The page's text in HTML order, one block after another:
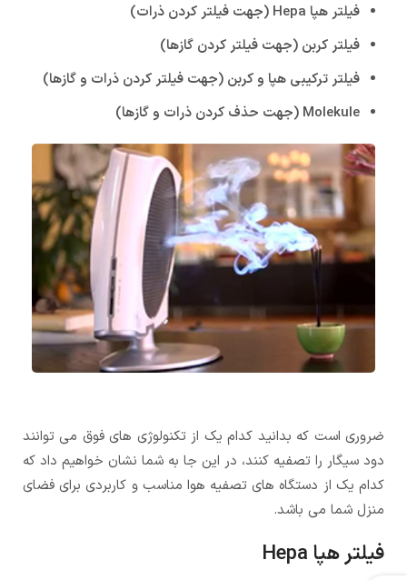
فیلتر هپا Hepa (جهت فیلتر کردن ذرات)
فیلتر کربن (جهت فیلتر کردن گازها)
فیلتر ترکیبی هپا و کربن (جهت فیلتر کردن ذرات و گازها)
Molekule (جهت حذف کردن ذرات و گازها)
ضروری است که بدانید کدام یک از تکنولوژی های فوق می توانند
دود سیگار را تصفیه کنند، در این جا به شما نشان خواهیم داد که
کدام یک از دستگاه های تصفیه هوا مناسب و کاربردی برای فضای
منزل شما می باشد.
فیلتر هپا Hepa